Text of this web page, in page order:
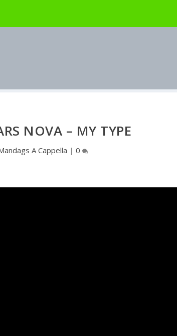
NOVA – MY TYPE
A Cappella |0